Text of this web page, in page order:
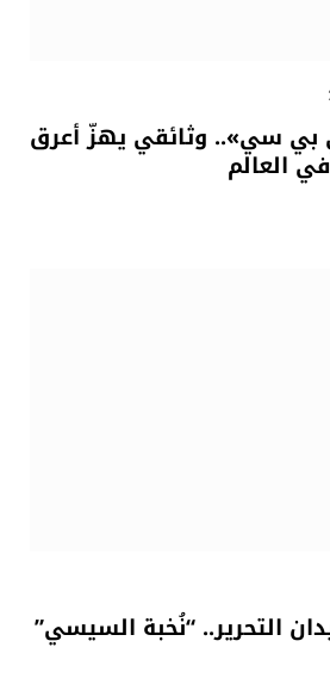
سي».. وثائقي يهزّ أعرق
العالم
التحرير.. “نُخبة السيسي”